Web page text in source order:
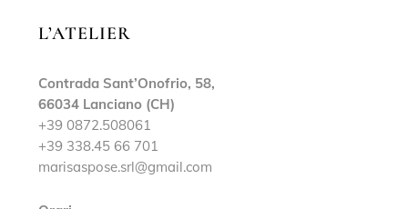
L’ATELIER
Contrada Sant’Onofrio, 58,
66034 Lanciano (CH)
+39 0872.508061
+39 338.45 66 701
marisaspose.srl@gmail.com